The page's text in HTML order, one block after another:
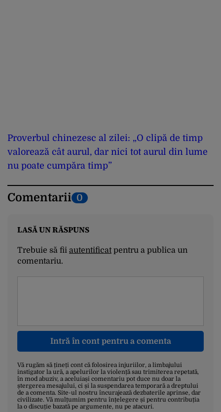
Proverbul chinezesc al zilei: „O clipă de timp
valorează cât aurul, dar nici tot aurul din lume
nu poate cumpăra timp”
Comentarii 0
LASĂ UN RĂSPUNS
Trebuie să fii autentificatpentru a publica un
comentariu.
Intră în cont pentru a comenta
Vă rugăm să țineți cont că folosirea injuriilor, a limbajului
instigator la ură, a apelurilor la violență sau trimiterea repetată,
în mod abuziv, a aceluiași comentariu pot duce nu doar la
ștergerea mesajului, ci și la suspendarea temporară a dreptului
de a comenta. Site-ul nostru încurajează dezbaterile aprinse, dar
civilizate. Vă mulțumim pentru înțelegere și pentru contribuția
la o discuție bazată pe argumente, nu pe atacuri.